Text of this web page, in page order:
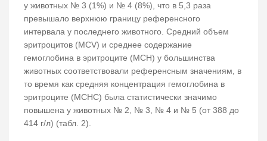
у животных № 3 (1%) и № 4 (8%), что в 5,3 раза
превышало верхнюю границу референсного
интервала у последнего животного. Средний объем
эритроцитов (MCV) и среднее содержание
гемоглобина в эритроците (MCH) у большинства
животных соответствовали референсным значениям, в
то время как средняя концентрация гемоглобина в
эритроците (MCHC) была статистически значимо
повышена у животных № 2, № 3, № 4 и № 5 (от 388 до
414 г/л) (табл. 2).